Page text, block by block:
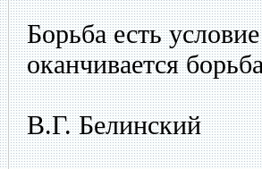
Борьба есть
оканчивается
В.Г. Белинский